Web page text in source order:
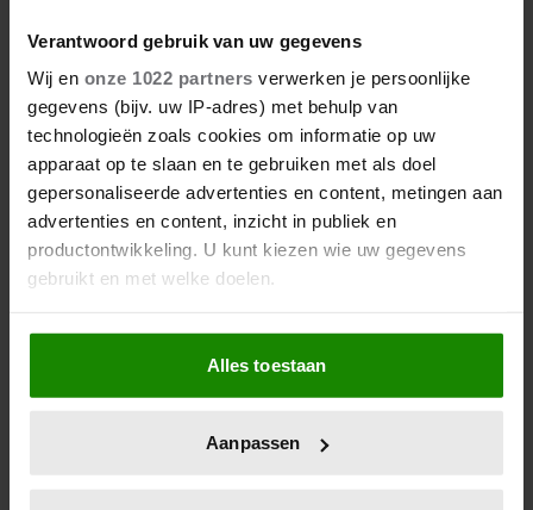
Verantwoord gebruik van uw gegevens
Wij en onze 1022 partners verwerken je persoonlijke
gegevens (bijv. uw IP-adres) met behulp van
technologieën zoals cookies om informatie op uw
apparaat op te slaan en te gebruiken met als doel
gepersonaliseerde advertenties en content, metingen aan
advertenties en content, inzicht in publiek en
productontwikkeling. U kunt kiezen wie uw gegevens
gebruikt en met welke doelen.
Als u het toestaat, willen we ook graag:
Informatie verzamelen over uw geografische
locatie, die tot een paar meter nauwkeurig kan zijn
scannen op specifieke eigenschappen (fingerprinting)
Alles toestaan
Aanpassen
DRIESSEN IN HET VLIEGTUIG